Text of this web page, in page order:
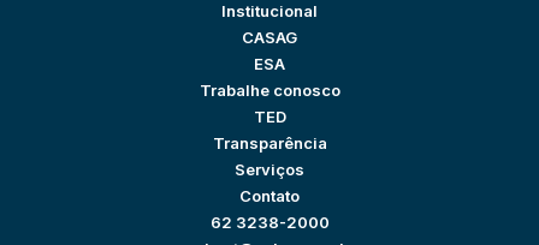
Institucional
CASAG
ESA
Trabalhe conosco
TED
Transparência
Serviços
Contato
62 3238-2000